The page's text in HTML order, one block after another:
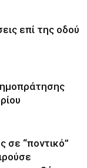
επί της οδού
σε “ποντικό”